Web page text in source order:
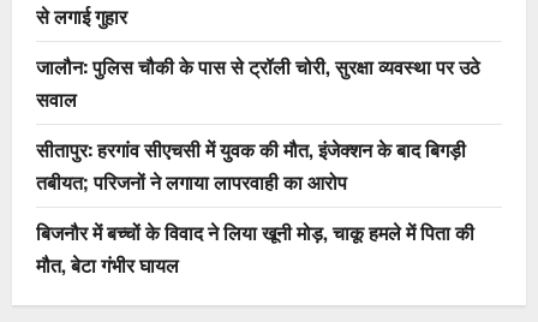
से लगाई गुहार
जालौन: पुलिस चौकी के पास से ट्रॉली चोरी, सुरक्षा व्यवस्था पर उठे
सवाल
सीतापुर: हरगांव सीएचसी में युवक की मौत, इंजेक्शन के बाद बिगड़ी
तबीयत; परिजनों ने लगाया लापरवाही का आरोप
बिजनौर में बच्चों के विवाद ने लिया खूनी मोड़, चाकू हमले में पिता की
मौत, बेटा गंभीर घायल